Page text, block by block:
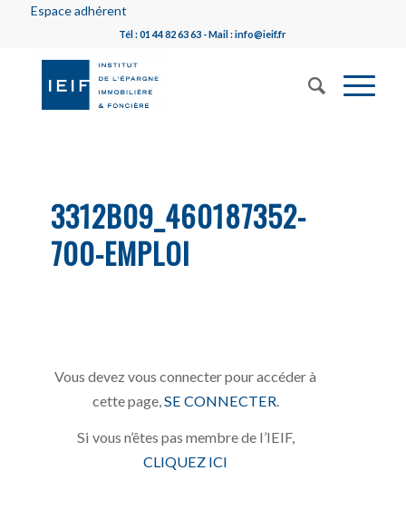
Espace adhérent
Tél : 01 44 82 63 63 - Mail : info@ieif.fr
3312B09_460187352-
700-EMPLOI
Vous devez vous connecter pour accéder à
cette page, SE CONNECTER
Si vous n’êtes pas membre de l’IEIF,
CLIQUEZ ICI